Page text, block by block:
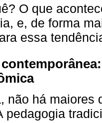
O que
e, de forma
essa
não há maiores
pedagogia